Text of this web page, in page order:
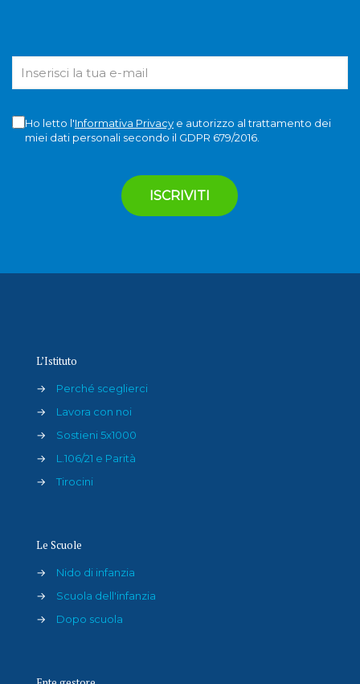
Ho letto l'Informativa Privacye autorizzo al trattamento dei
miei dati personali secondo il GDPR 679/2016.
L’Istituto
→
Perché sceglierci
→
Lavora con noi
→
Sostieni 5x1000
→
L.106/21 e Parità
→
Tirocini
Le Scuole
→
Nido di infanzia
→
Scuola dell'infanzia
→
Dopo scuola